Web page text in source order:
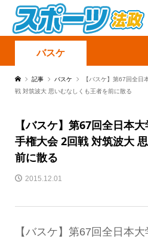
バスケ
記事 バスケ
【バスケ】第67回全日
戦 対筑波大 思いむなしくも王者を前に散る
【バスケ】第67回全日本
手権大会 2回戦 対筑波大
前に散る
2015.12.01
【バスケ】第67回全日本